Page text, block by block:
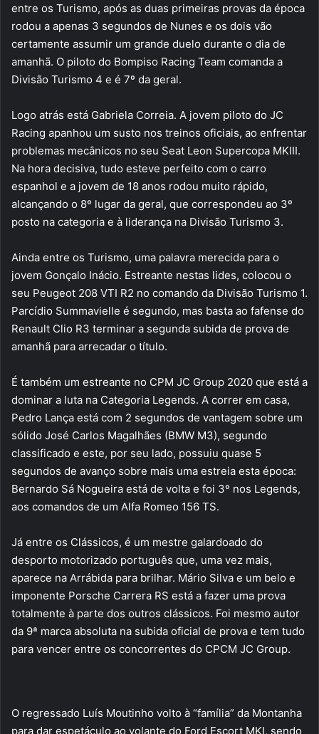
entre os Turismo, após as duas primeiras provas da época
rodou a apenas 3 segundos de Nunes e os dois vão
certamente assumir um grande duelo durante o dia de
amanhã. O piloto do Bompiso Racing Team comanda a
Divisão Turismo 4 e é 7º da geral.
Logo atrás está Gabriela Correia. A jovem piloto do JC
Racing apanhou um susto nos treinos oficiais, ao enfrentar
problemas mecânicos no seu Seat Leon Supercopa MKIII.
Na hora decisiva, tudo esteve perfeito com o carro
espanhol e a jovem de 18 anos rodou muito rápido,
alcançando o 8º lugar da geral, que correspondeu ao 3º
posto na categoria e à liderança na Divisão Turismo 3.
Ainda entre os Turismo, uma palavra merecida para o
jovem Gonçalo Inácio. Estreante nestas lides, colocou o
seu Peugeot 208 VTI R2 no comando da Divisão Turismo 1.
Parcídio Summavielle é segundo, mas basta ao fafense do
Renault Clio R3 terminar a segunda subida de prova de
amanhã para arrecadar o título.
É também um estreante no CPM JC Group 2020 que está a
dominar a luta na Categoria Legends. A correr em casa,
Pedro Lança está com 2 segundos de vantagem sobre um
sólido José Carlos Magalhães (BMW M3), segundo
classificado e este, por seu lado, possuiu quase 5
segundos de avanço sobre mais uma estreia esta época:
Bernardo Sá Nogueira está de volta e foi 3º nos Legends,
aos comandos de um Alfa Romeo 156 TS.
Já entre os Clássicos, é um mestre galardoado do
desporto motorizado português que, uma vez mais,
aparece na Arrábida para brilhar. Mário Silva e um belo e
imponente Porsche Carrera RS está a fazer uma prova
totalmente à parte dos outros clássicos. Foi mesmo autor
da 9ª marca absoluta na subida oficial de prova e tem tudo
para vencer entre os concorrentes do CPCM JC Group.
O regressado Luís Moutinho volto à “família” da Montanha
para dar espetáculo ao volante do Ford Escort MKI, sendo